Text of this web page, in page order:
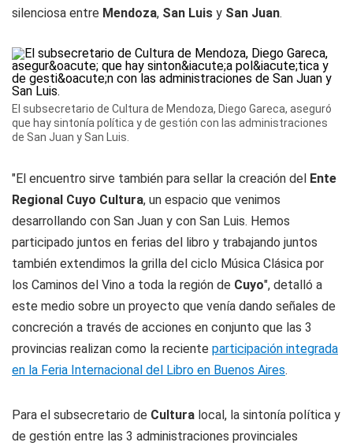
silenciosa entre Mendoza, San Luis y San Juan.
El subsecretario de Cultura de Mendoza, Diego Gareca, aseguró
que hay sintonía política y de gestión con las administraciones
de San Juan y San Luis.
"El encuentro sirve también para sellar la creación del Ente
Regional Cuyo Cultura, un espacio que venimos
desarrollando con San Juan y con San Luis. Hemos
participado juntos en ferias del libro y trabajando juntos
también extendimos la grilla del ciclo Música Clásica por
los Caminos del Vino a toda la región de Cuyo", detalló a
este medio sobre un proyecto que venía dando señales de
concreción a través de acciones en conjunto que las 3
provincias realizan como la reciente participación integrada
en la Feria Internacional del Libro en Buenos Aires.
Para el subsecretario de Cultura local, la sintonía política y
de gestión entre las 3 administraciones provinciales